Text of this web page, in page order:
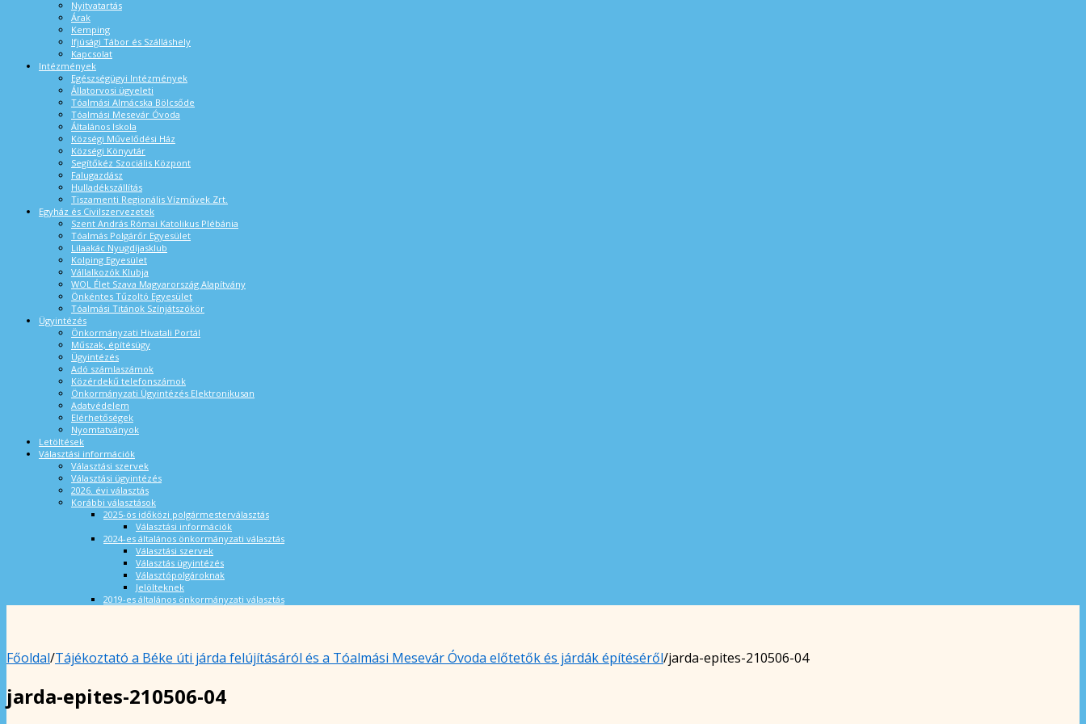
Nyitvatartás
Árak
Kemping
Ifjúsági Tábor és Szálláshely
Kapcsolat
Intézmények
Egészségügyi Intézmények
Állatorvosi ügyeleti
Tóalmási Almácska Bölcsőde
Tóalmási Mesevár Óvoda
Általános Iskola
Községi Művelődési Ház
Községi Könyvtár
Segítőkéz Szociális Központ
Falugazdász
Hulladékszállítás
Tiszamenti Regionális Vízművek Zrt.
Egyház és Civilszervezetek
Szent András Római Katolikus Plébánia
Tóalmás Polgárőr Egyesület
Lilaakác Nyugdíjasklub
Kolping Egyesület
Vállalkozók Klubja
WOL Élet Szava Magyarország Alapítvány
Önkéntes Tűzoltó Egyesület
Tóalmási Titánok Színjátszókör
Ügyintézés
Önkormányzati Hivatali Portál
Műszak, építésügy
Ügyintézés
Adó számlaszámok
Közérdekű telefonszámok
Önkormányzati Ügyintézés Elektronikusan
Adatvédelem
Elérhetőségek
Nyomtatványok
Letöltések
Választási információk
Választási szervek
Választási ügyintézés
2026. évi választás
Korábbi választások
2025-ös időközi polgármesterválasztás
Választási információk
2024-es általános önkormányzati választás
Választási szervek
Választás ügyintézés
Választópolgároknak
Jelölteknek
2019-es általános önkormányzati választás
Főoldal/Tájékoztató a Béke úti járda felújításáról és a Tóalmási Mesevár Óvoda előtetők és járdák építéséről/jarda-epites-210506-04
jarda-epites-210506-04